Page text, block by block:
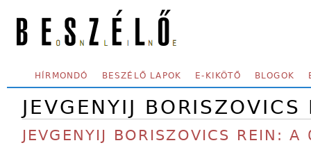
SECONDARY MENU
HÍRMONDÓ BESZÉLŐ LAPOK E-KIKÖTŐ BLOGOK
JEVGENYIJ BORISZOVICS
JEVGENYIJ BORISZOVICS REIN: